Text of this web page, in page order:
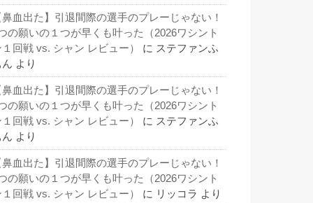
鼻血出た】引退間際の選手のプレーじゃない！
の願いの１つが早くも叶った（2026ワシント
１回戦 vs. シャン レビュー）
に ステファンふ
ん より
鼻血出た】引退間際の選手のプレーじゃない！
の願いの１つが早くも叶った（2026ワシント
１回戦 vs. シャン レビュー）
に ステファンふ
ん より
鼻血出た】引退間際の選手のプレーじゃない！
の願いの１つが早くも叶った（2026ワシント
１回戦 vs. シャン レビュー）
に リッコラ より